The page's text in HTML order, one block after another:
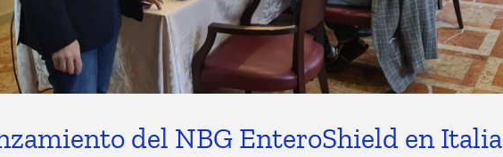
del NBG EnteroShield en Italia